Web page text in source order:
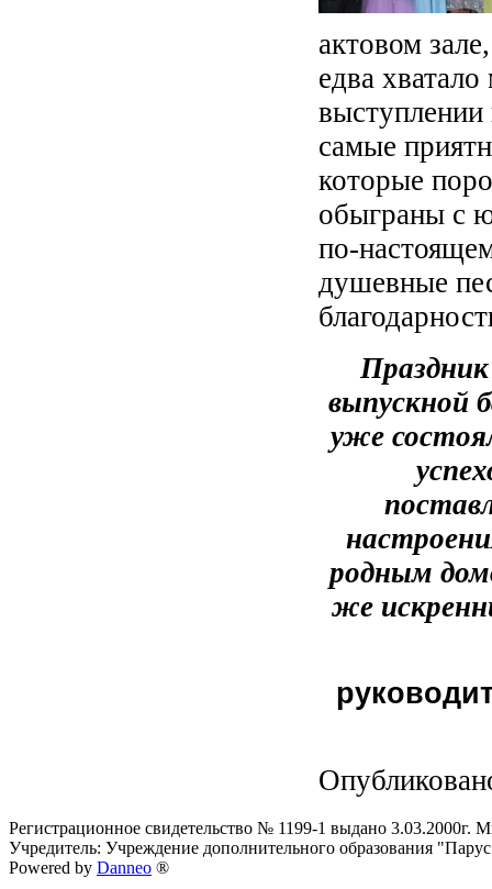
актовом
едва
самые
которые
обыграны с
по-
душевные
Праздник
выпускной
уже
родным
же
Регистрационное свидетельство № 1199-1 выдано 3.03.2000г.
Учредитель: Учреждение дополнительного образования
Powered by Danneo ®